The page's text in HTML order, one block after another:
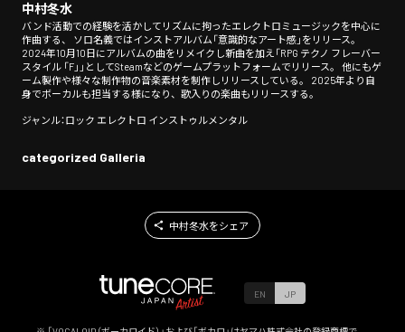
中村冬水
バンド活動での経験を活かしてリズムに拘ったエレクトロミュージックを中心に
作曲する、 ソロ名義ではインストアルバム「意識的なアート感」をリリース。
2024年10月10日にアルバムの曲をリメイクし新曲を加え「RPG テクノ フレーバー
スタイル 「F」」としてSteamなどのゲームプラットフォームでリリース。 他にもゲ
ーム製作や様々な制作物の音楽素材を制作しリリースしている。 2025年より自
身でボーカルも担当する様になり、歌入りの楽曲もリリースする。
ジャンル：ロック エレクトロ インストゥルメンタル
categorized Galleria
中村冬水をシェア
EN JP